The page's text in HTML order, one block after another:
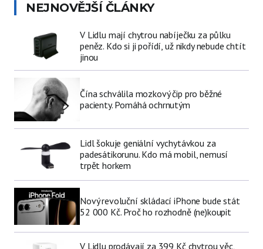
NEJNOVĚJŠÍ ČLÁNKY
V Lidlu mají chytrou nabíječku za půlku
peněz. Kdo si ji pořídí, už nikdy nebude chtít
jinou
Čína schválila mozkový čip pro běžné
pacienty. Pomáhá ochrnutým
Lidl šokuje geniální vychytávkou za
padesátikorunu. Kdo má mobil, nemusí
trpět horkem
Nový revoluční skládací iPhone bude stát
52 000 Kč. Proč ho rozhodně (ne)koupit
V Lidlu prodávají za 399 Kč chytrou věc,